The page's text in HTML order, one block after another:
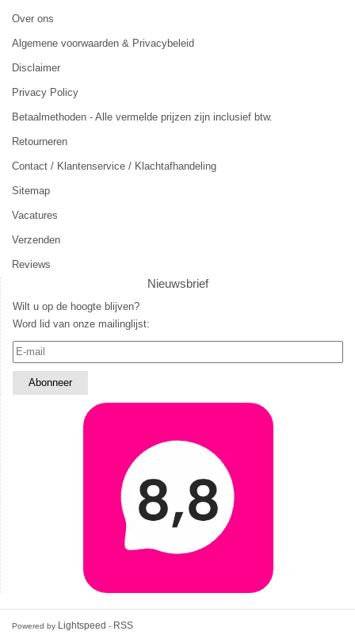
Over ons
Algemene voorwaarden & Privacybeleid
Disclaimer
Privacy Policy
Betaalmethoden - Alle vermelde prijzen zijn inclusief btw.
Retourneren
Contact / Klantenservice / Klachtafhandeling
Sitemap
Vacatures
Verzenden
Reviews
Nieuwsbrief
Wilt u op de hoogte blijven?
Word lid van onze mailinglijst:
Powered by Lightspeed - RSS